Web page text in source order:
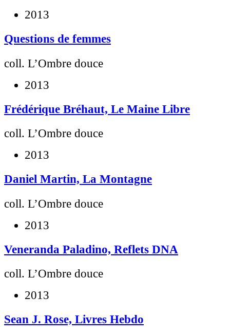
2013
Questions de femmes
coll. L’Ombre douce
2013
Frédérique Bréhaut, Le Maine Libre
coll. L’Ombre douce
2013
Daniel Martin, La Montagne
coll. L’Ombre douce
2013
Veneranda Paladino, Reflets DNA
coll. L’Ombre douce
2013
Sean J. Rose, Livres Hebdo